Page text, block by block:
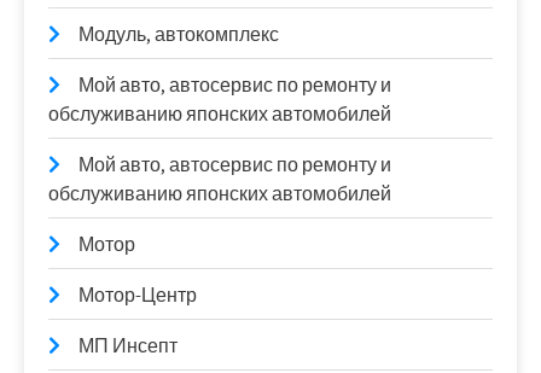
Модуль, автокомплекс
Мой авто, автосервис по ремонту и
обслуживанию японских автомобилей
Мой авто, автосервис по ремонту и
обслуживанию японских автомобилей
Мотор
Мотор-Центр
МП Инсепт